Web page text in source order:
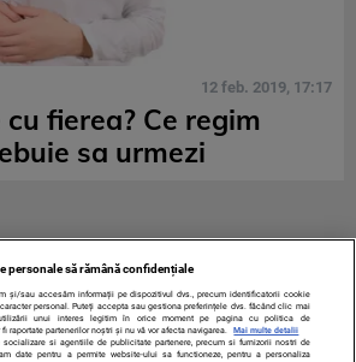
12 feb. 2019, 17:17
fierea? Ce regim
sa urmezi
personale să rămână confidențiale
și/sau accesăm informații pe dispozitivul dvs., precum identificatorii cookie
personal. Puteți accepta sau gestiona preferințele dvs. făcând clic mai
unui interes legitim în orice moment pe pagina cu politica de
raportate partenerilor noștri și nu vă vor afecta navigarea.
Mai multe detalii
si agentiile de publicitate partenere, precum si furnizorii nostri de
date pentru a permite website-ului sa functioneze, pentru a personaliza